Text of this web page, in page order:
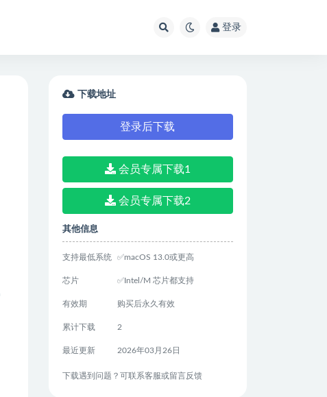
登录
下载地址
登录后下载
会员专属下载1
会员专属下载2
其他信息
支持最低系统 ✅macOS 13.0或更高
芯片 ✅Intel/M 芯片都支持
有效期 购买后永久有效
累计下载 2
最近更新 2026年03月26日
下载遇到问题？可联系客服或留言反馈